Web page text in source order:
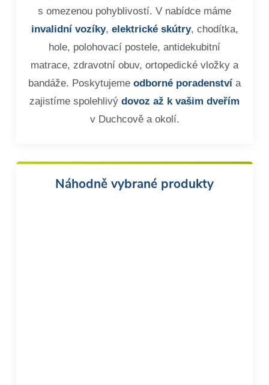
s omezenou pohyblivostí. V nabídce máme
invalidní vozíky, elektrické skútry, chodítka,
hole, polohovací postele, antidekubitní
matrace, zdravotní obuv, ortopedické vložky a
bandáže. Poskytujeme odborné poradenství a
zajistíme spolehlivý dovoz až k vašim dveřím
v Duchcově a okolí.
Náhodně vybrané produkty